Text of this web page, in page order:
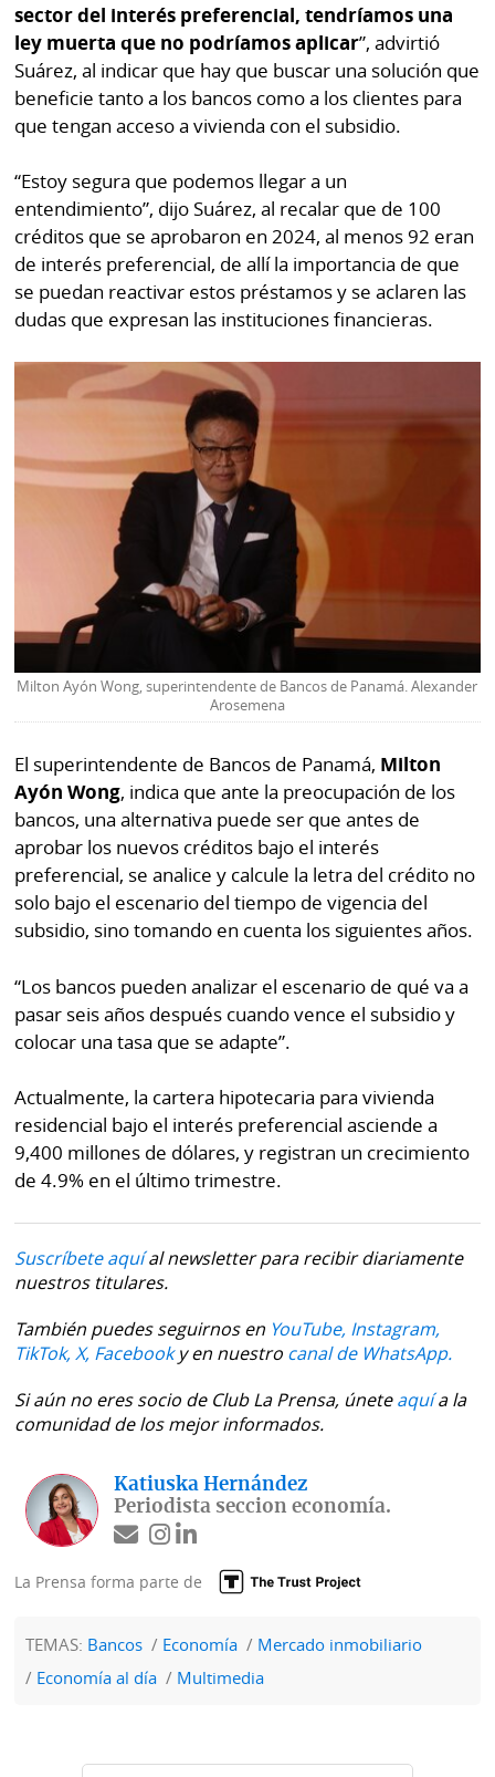
sector del interés preferencial, tendríamos una
ley muerta que no podríamos aplicar”, advirtió
Suárez, al indicar que hay que buscar una solución que
beneficie tanto a los bancos como a los clientes para
que tengan acceso a vivienda con el subsidio.
“Estoy segura que podemos llegar a un
entendimiento”, dijo Suárez, al recalar que de 100
créditos que se aprobaron en 2024, al menos 92 eran
de interés preferencial, de allí la importancia de que
se puedan reactivar estos préstamos y se aclaren las
dudas que expresan las instituciones financieras.
Milton Ayón Wong, superintendente de Bancos de Panamá. Alexander
Arosemena
El superintendente de Bancos de Panamá, Milton
Ayón Wong, indica que ante la preocupación de los
bancos, una alternativa puede ser que antes de
aprobar los nuevos créditos bajo el interés
preferencial, se analice y calcule la letra del crédito no
solo bajo el escenario del tiempo de vigencia del
subsidio, sino tomando en cuenta los siguientes años.
“Los bancos pueden analizar el escenario de qué va a
pasar seis años después cuando vence el subsidio y
colocar una tasa que se adapte”.
Actualmente, la cartera hipotecaria para vivienda
residencial bajo el interés preferencial asciende a
9,400 millones de dólares, y registran un crecimiento
de 4.9% en el último trimestre.
Suscríbete aquíal newsletter para recibir diariamente
nuestros titulares.
También puedes seguirnos en YouTube, Instagram,
TikTok, X, Facebooky en nuestro canal de WhatsApp.
Si aún no eres socio de Club La Prensa, úneteaquía la
comunidad de los mejor informados.
Katiuska Hernández
Periodista seccion economía.
La Prensa forma parte de
TEMAS: Bancos Economía
Mercado inmobiliario
Economía al día
Multimedia